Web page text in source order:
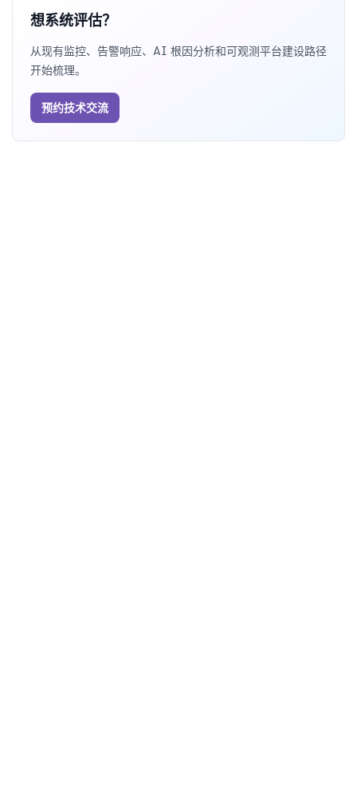
想系统评估？
从现有监控、告警响应、AI 根因分析和可观测平台建设路径
开始梳理。
预约技术交流